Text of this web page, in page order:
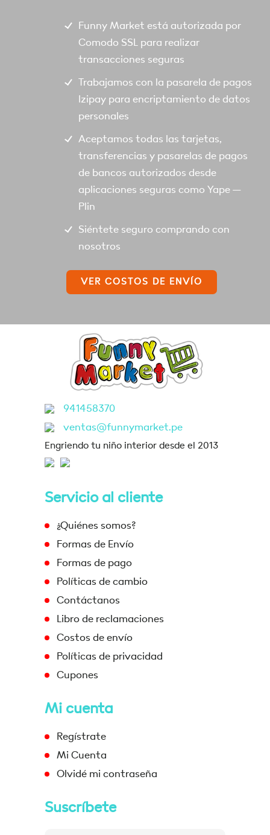
Funny Market está autorizada por
Comodo SSL para realizar
transacciones seguras
Trabajamos con la pasarela de pagos
Izipay para encriptamiento de datos
personales
Aceptamos todas las tarjetas,
transferencias y pasarelas de pagos
de bancos autorizados desde
aplicaciones seguras como Yape –
Plin
Siéntete seguro comprando con
nosotros
VER COSTOS DE ENVÍO
941458370
ventas@funnymarket.pe
Engriendo tu niño interior desde el 2013
Servicio al cliente
¿Quiénes somos?
Formas de Envío
Formas de pago
Políticas de cambio
Contáctanos
Libro de reclamaciones
Costos de envío
Políticas de privacidad
Cupones
Mi cuenta
Regístrate
Mi Cuenta
Olvidé mi contraseña
Suscríbete